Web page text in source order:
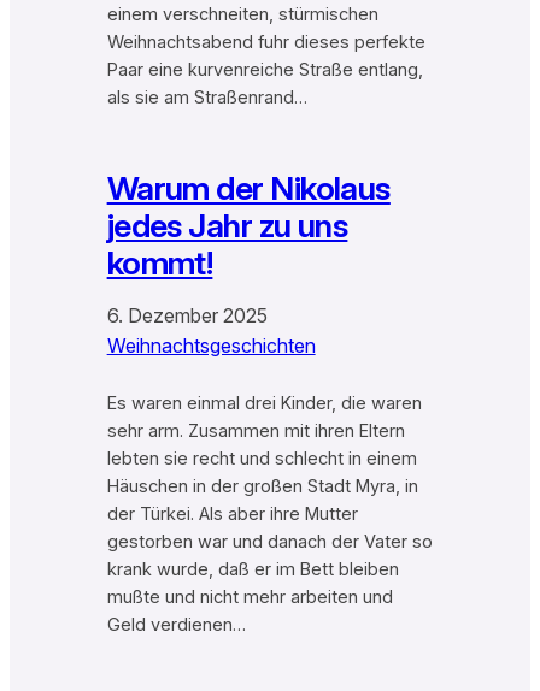
einem verschneiten, stürmischen
Weihnachtsabend fuhr dieses perfekte
Paar eine kurvenreiche Straße entlang,
als sie am Straßenrand…
Warum der Nikolaus
jedes Jahr zu uns
kommt!
6. Dezember 2025
Weihnachtsgeschichten
Es waren einmal drei Kinder, die waren
sehr arm. Zusammen mit ihren Eltern
lebten sie recht und schlecht in einem
Häuschen in der großen Stadt Myra, in
der Türkei. Als aber ihre Mutter
gestorben war und danach der Vater so
krank wurde, daß er im Bett bleiben
mußte und nicht mehr arbeiten und
Geld verdienen…